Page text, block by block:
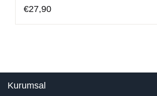
€27,90
Kurumsal